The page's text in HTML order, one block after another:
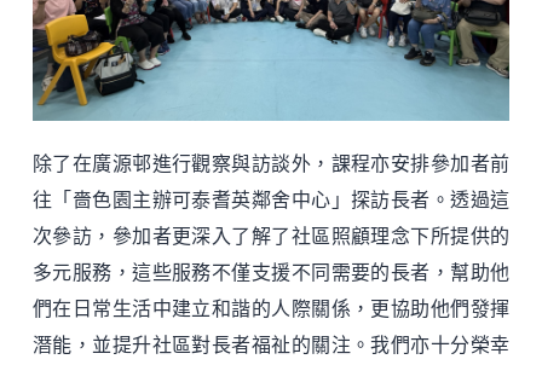
除了在廣源邨進行觀察與訪談外，課程亦安排參加者前
往「嗇色園主辦可泰耆英鄰舍中心」探訪長者。透過這
次參訪，參加者更深入了解了社區照顧理念下所提供的
多元服務，這些服務不僅支援不同需要的長者，幫助他
們在日常生活中建立和諧的人際關係，更協助他們發揮
潛能，並提升社區對長者福祉的關注。我們亦十分榮幸